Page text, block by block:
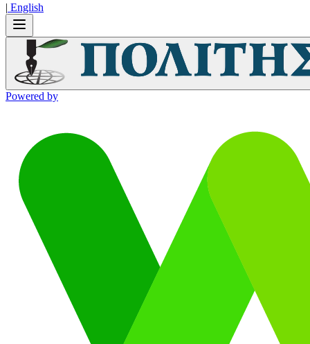
| Εnglish
Powered by